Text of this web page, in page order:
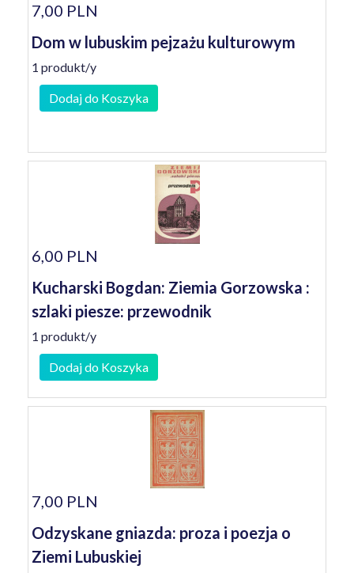
7,00 PLN
Dom w lubuskim pejzażu kulturowym
1 produkt/y
Dodaj do Koszyka
6,00 PLN
Kucharski Bogdan: Ziemia Gorzowska :
szlaki piesze: przewodnik
1 produkt/y
Dodaj do Koszyka
7,00 PLN
Odzyskane gniazda: proza i poezja o
Ziemi Lubuskiej